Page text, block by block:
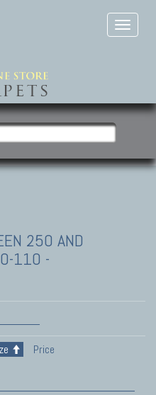
250 AND
110 -
Price